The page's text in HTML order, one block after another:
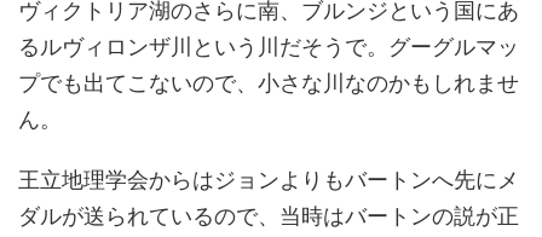
ヴィクトリア湖のさらに南、ブルンジという国にあ
るルヴィロンザ川という川だそうで。グーグルマッ
プでも出てこないので、小さな川なのかもしれませ
ん。
王立地理学会からはジョンよりもバートンへ先にメ
ダルが送られているので、当時はバートンの説が正